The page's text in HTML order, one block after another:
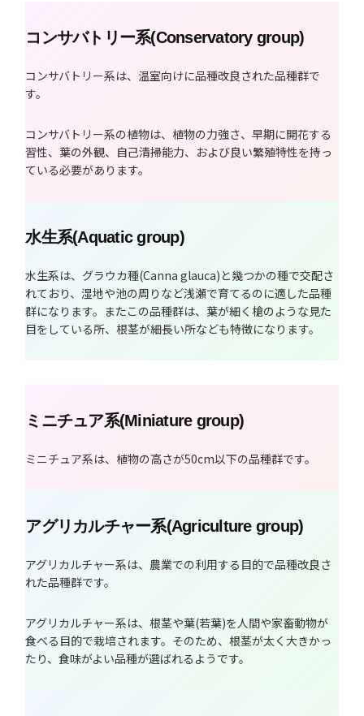
コンサバトリー系(Conservatory group)
コンサバトリー系は、温室向けに品種改良された品種群で
す。
コンサバトリー系の植物は、植物の力強さ、早期に開花する
習性、葉の外観、自己清掃能力、および良い繁殖特性を持っ
ている必要があります。
水生系(Aquatic group)
水生系は、グラウカ種(Canna glauca)と幾つかの種で交配さ
れており、湿地や池の周りなど浅瀬で育てるのに適した品種
群になります。またこの品種群は、葉が細く槍のような見た
目をしている所、根茎が細長い所なども特徴になります。
ミニチュア系(Miniature group)
ミニチュア系は、植物の高さが50cm以下の品種群です。
アグリカルチャー系(Agriculture group)
アグリカルチャー系は、農業での利用する目的で品種改良さ
れた品種群です。
アグリカルチャー系は、根茎や葉(若葉)を人間や家畜動物が
食べる目的で栽培されます。そのため、根茎が太く大きかっ
たり、食味がよい品種が選ばれるようです。